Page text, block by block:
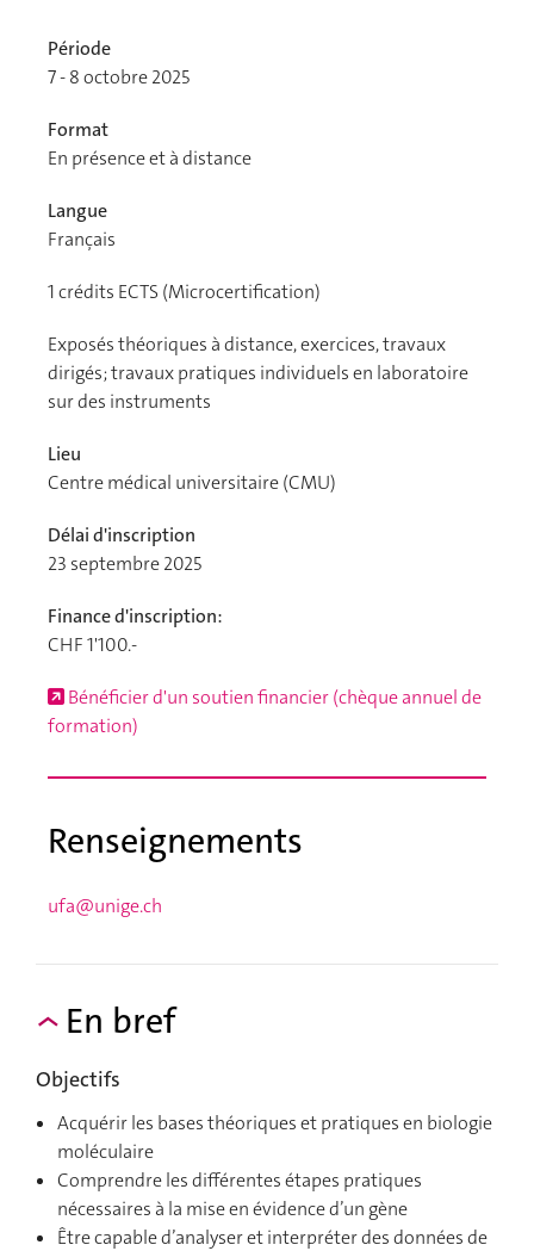
Période
7 - 8 octobre 2025
Format
En présence et à distance
Langue
Français
1crédits ECTS (Microcertification)
Exposés théoriques à distance, exercices, travaux
dirigés; travaux pratiques individuels en laboratoire
sur des instruments
Lieu
Centre médical universitaire (CMU)
Délai d'inscription
23 septembre 2025
Finance d'inscription:
CHF 1'100.-
Bénéficier d'un soutien financier (chèque annuel de
formation)
Renseignements
ufa@unige.ch
En bref
Objectifs
Acquérir les bases théoriques et pratiques en biologie
moléculaire
Comprendre les différentes étapes pratiques
nécessaires à la mise en évidence d’un gène
Être capable d’analyser et interpréter des données de